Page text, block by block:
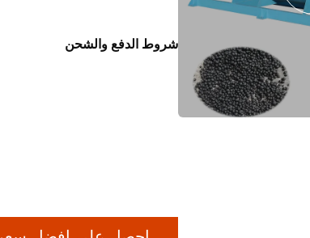
شروط الدفع والشحن